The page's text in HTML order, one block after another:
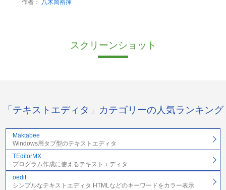
作者： 八木岡裕揮
スクリーンショット
「テキストエディタ」カテゴリーの人気ランキング
Maktabee
Windows用タブ型のテキストエディタ
TEditorMX
プログラム作成に使えるテキストエディタ
oedit
シンプルなテキストエディタ HTMLなどのキーワードをカラー表示